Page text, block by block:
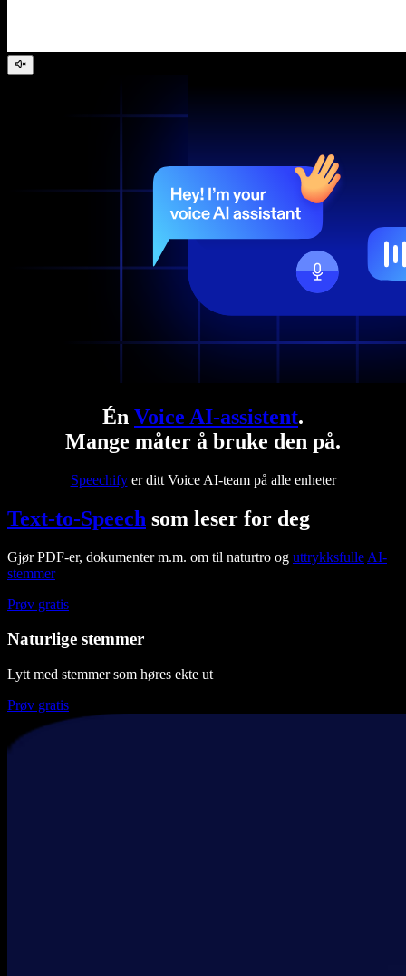
Én Voice AI-assistent.
Mange måter å bruke den på.
Speechifyer ditt Voice AI-team på alle enheter
Text-to-Speech som leser for deg
Gjør PDF-er, dokumenter m.m. om til naturtro og uttrykksfulle AI-
stemmer
Prøv gratis
Naturlige stemmer
Lytt med stemmer som høres ekte ut
Prøv gratis